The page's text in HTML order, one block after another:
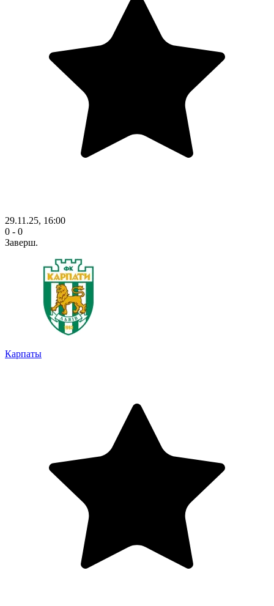
29.11.25, 16:00
0 - 0
Заверш.
Карпаты